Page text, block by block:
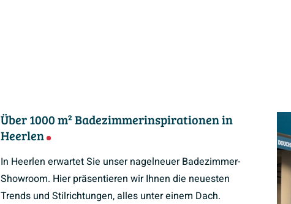
Über 1000 m² Badezimmerinspirationen in
Heerlen
In Heerlen erwartet Sie unser nagelneuer Badezimmer-
Showroom. Hier präsentieren wir Ihnen die neuesten
Trends und Stilrichtungen, alles unter einem Dach.